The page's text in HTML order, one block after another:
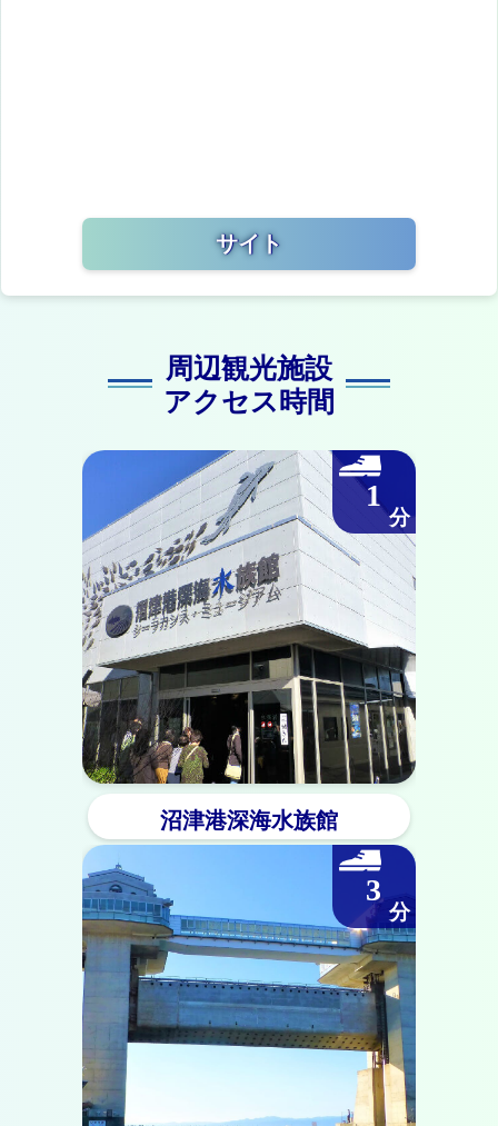
サイト
周辺観光施設
アクセス時間
沼津港深海水族館
1
3